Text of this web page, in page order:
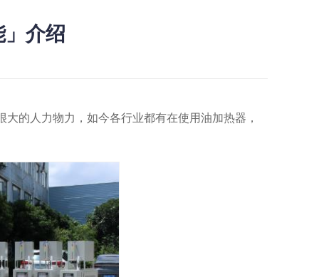
介绍
的人力物力，如今各行业都有在使用油加热器，